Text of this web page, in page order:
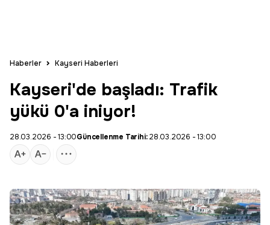
Haberler Kayseri Haberleri
Kayseri'de başladı: Trafik
yükü 0'a iniyor!
28.03.2026 - 13:00Güncellenme Tarihi:28.03.2026 - 13:00